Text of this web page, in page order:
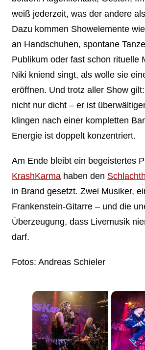
weiß jederzeit, was der andere
Dazu kommen Showelemente
an Handschuhen, spontane
Publikum oder fast schon rituelle
Niki kniend singt, als wolle sie
eröffnen. Und trotz aller Show
nicht nur dicht – er ist
klingen nach einer kompletten
Energie ist doppelt konzentriert.
Am Ende bleibt ein begeistertes
KrashKarmahaben den
in Brand gesetzt. Zwei Musiker,
Frankenstein-Gitarre – und die
Überzeugung, dass Livemusik
darf.
Fotos: Andreas Schieler